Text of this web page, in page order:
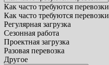
Как часто требуются перевозки
Как часто требуются перевозки
Регулярная загрузка
Сезонная работа
Проектная загрузка
Разовая перевозка
Другое